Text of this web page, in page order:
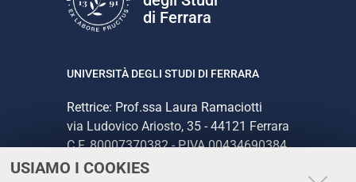
USIAMO I COOKIES
di Ferrara
UNIVERSITÀ DEGLI STUDI DI FERRARA
Rettrice: Prof.ssa Laura Ramaciotti
via Ludovico Ariosto, 35 - 44121 Ferrara
C.F. 80007370382 - P.IVA 00434690384